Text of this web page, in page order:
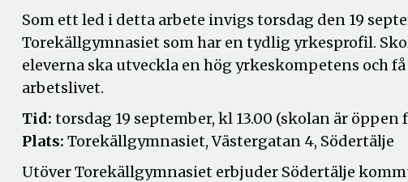
Som ett led i detta arbete invigs torsdag den 19
Torekällgymnasiet som har en tydlig yrkesprofil.
eleverna ska utveckla en hög yrkeskompetens och
arbetslivet.
Tid: torsdag 19 september, kl 13.00 (skolan är öppen
Plats: Torekällgymnasiet, Västergatan 4, Södertälje
Utöver Torekällgymnasiet erbjuder Södertälje